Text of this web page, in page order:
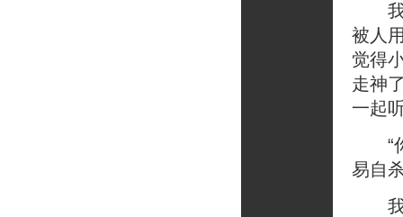
我
被人
觉得
走神
一起
“你
易自
我